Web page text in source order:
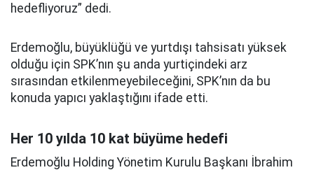
hedefliyoruz” dedi.
Erdemoğlu, büyüklüğü ve yurtdışı tahsisatı yüksek
olduğu için SPK’nın şu anda yurtiçindeki arz
sırasından etkilenmeyebileceğini, SPK’nın da bu
konuda yapıcı yaklaştığını ifade etti.
Her 10 yılda 10 kat büyüme hedefi
Erdemoğlu Holding Yönetim Kurulu Başkanı İbrahim